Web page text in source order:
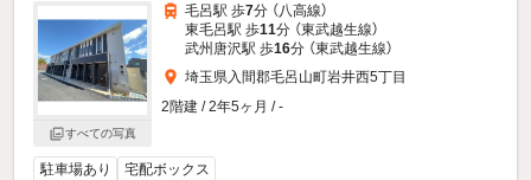
すべての写真
毛呂駅 歩7分 （八高線）
東毛呂駅 歩11分 （東武越生線）
武州唐沢駅 歩16分 （東武越生線）
埼玉県入間郡毛呂山町岩井西5丁目
2階建 / 2年5ヶ月 / -
駐車場あり 宅配ボックス